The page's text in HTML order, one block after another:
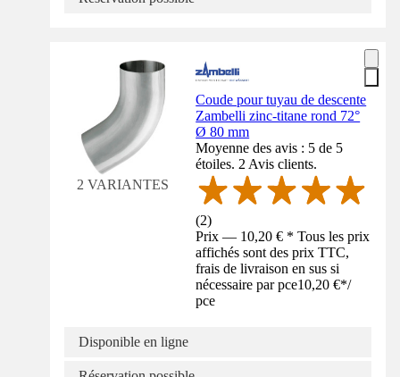
2 VARIANTES
Coude pour tuyau de descente
Zambelli zinc-titane rond 72°
Ø 80 mm
Moyenne des avis : 5 de 5
étoiles. 2 Avis clients.
(2)
Prix — 10,20 € * Tous les prix
affichés sont des prix TTC,
frais de livraison en sus si
nécessaire par pce10,20 €*/
pce
Disponible en ligne